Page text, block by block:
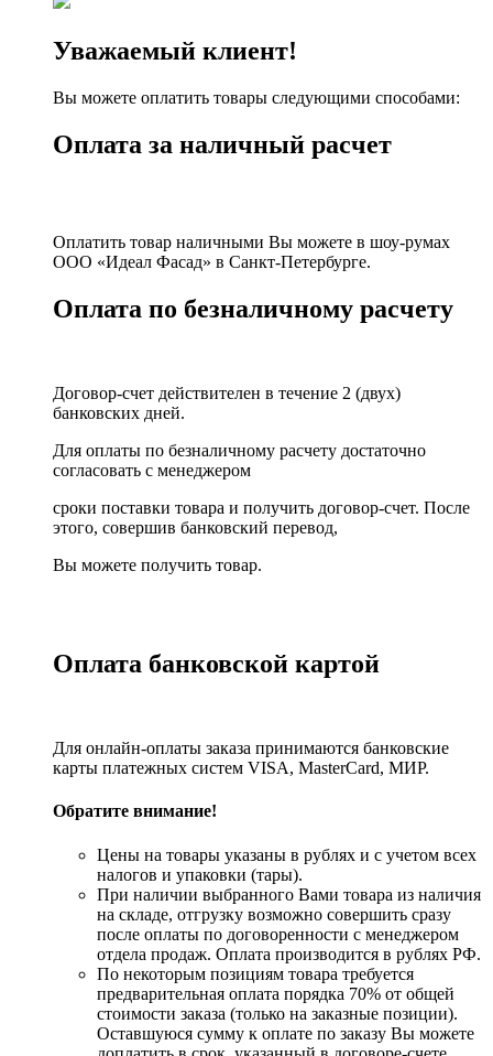
Уважаемый клиент!
Вы можете оплатить товары следующими способами:
Оплата за наличный расчет
Оплатить товар наличными Вы можете в шоу-румах
ООО «Идеал Фасад» в Санкт-Петербурге.
Оплата по безналичному расчету
Договор-счет действителен в течение 2 (двух)
банковских дней.
Для оплаты по безналичному расчету достаточно
согласовать с менеджером
сроки поставки товара и получить договор-счет. После
этого, совершив банковский перевод,
Вы можете получить товар.
Оплата банковской картой
Для онлайн-оплаты заказа принимаются банковские
карты платежных систем VISA, MasterСard, МИР.
Обратите внимание!
Цены на товары указаны в рублях и с учетом всех
налогов и упаковки (тары).
При наличии выбранного Вами товара из наличия
на складе, отгрузку возможно совершить сразу
после оплаты по договоренности с менеджером
отдела продаж. Оплата производится в рублях РФ.
По некоторым позициям товара требуется
предварительная оплата порядка 70% от общей
стоимости заказа (только на заказные позиции).
Оставшуюся сумму к оплате по заказу Вы можете